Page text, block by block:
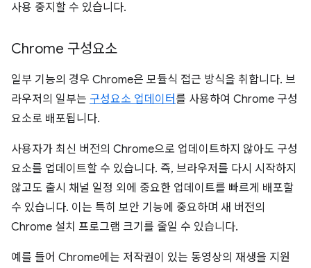
사용 중지할 수 있습니다.
Chrome 구성요소
일부 기능의 경우 Chrome은 모듈식 접근 방식을 취합니다. 브
라우저의 일부는 구성요소 업데이터를 사용하여 Chrome 구성
요소로 배포됩니다.
사용자가 최신 버전의 Chrome으로 업데이트하지 않아도 구성
요소를 업데이트할 수 있습니다. 즉, 브라우저를 다시 시작하지
않고도 출시 채널 일정 외에 중요한 업데이트를 빠르게 배포할
수 있습니다. 이는 특히 보안 기능에 중요하며 새 버전의
Chrome 설치 프로그램 크기를 줄일 수 있습니다.
예를 들어 Chrome에는 저작권이 있는 동영상의 재생을 지원